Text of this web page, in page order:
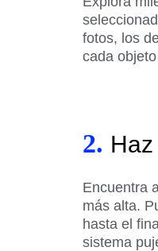
fotos, los
cada
2.
Encuentra
más alta.
hasta el
sistema